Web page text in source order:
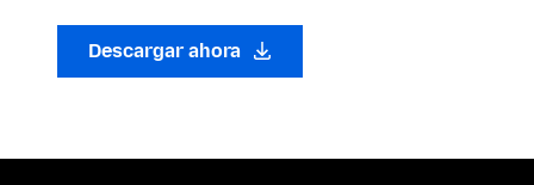
Descargar ahora